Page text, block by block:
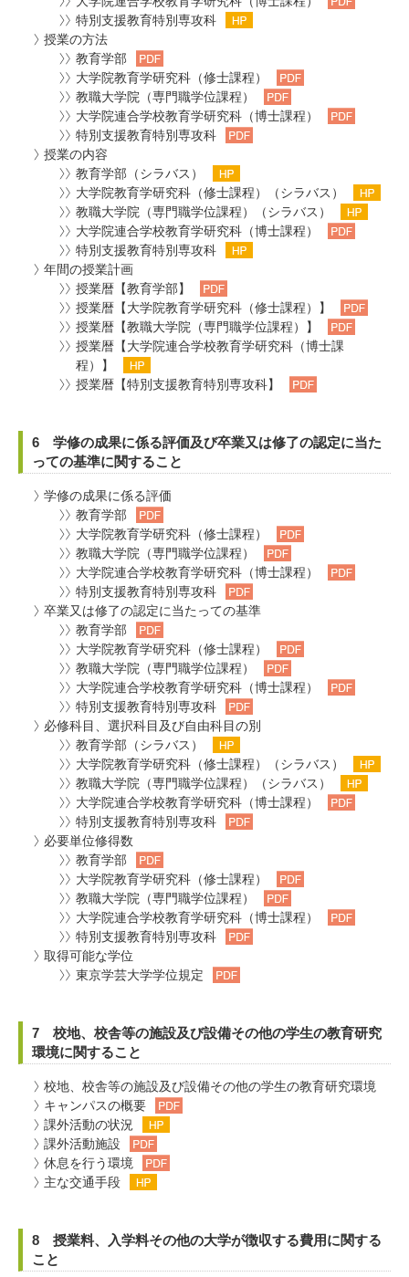
特別支援教育特別専攻科
授業の方法
教育学部
大学院教育学研究科（修士課程）
教職大学院（専門職学位課程）
大学院連合学校教育学研究科（博士課程）
特別支援教育特別専攻科
授業の内容
教育学部（シラバス）
大学院教育学研究科（修士課程）（シラバス）
教職大学院（専門職学位課程）（シラバス）
大学院連合学校教育学研究科（博士課程）
特別支援教育特別専攻科
年間の授業計画
授業暦【教育学部】
授業暦【大学院教育学研究科（修士課程）】
授業暦【教職大学院（専門職学位課程）】
授業暦【大学院連合学校教育学研究科（博士課
程）】
授業暦【特別支援教育特別専攻科】
6 学修の成果に係る評価及び卒業又は修了の認定に当た
っての基準に関すること
学修の成果に係る評価
教育学部
大学院教育学研究科（修士課程）
教職大学院（専門職学位課程）
大学院連合学校教育学研究科（博士課程）
特別支援教育特別専攻科
卒業又は修了の認定に当たっての基準
教育学部
大学院教育学研究科（修士課程）
教職大学院（専門職学位課程）
大学院連合学校教育学研究科（博士課程）
特別支援教育特別専攻科
必修科目、選択科目及び自由科目の別
教育学部（シラバス）
大学院教育学研究科（修士課程）（シラバス）
教職大学院（専門職学位課程）（シラバス）
大学院連合学校教育学研究科（博士課程）
特別支援教育特別専攻科
必要単位修得数
教育学部
大学院教育学研究科（修士課程）
教職大学院（専門職学位課程）
大学院連合学校教育学研究科（博士課程）
特別支援教育特別専攻科
取得可能な学位
東京学芸大学学位規定
7 校地、校舎等の施設及び設備その他の学生の教育研究
環境に関すること
校地、校舎等の施設及び設備その他の学生の教育研究環境
キャンパスの概要
課外活動の状況
課外活動施設
休息を行う環境
主な交通手段
8 授業料、入学料その他の大学が徴収する費用に関する
こと